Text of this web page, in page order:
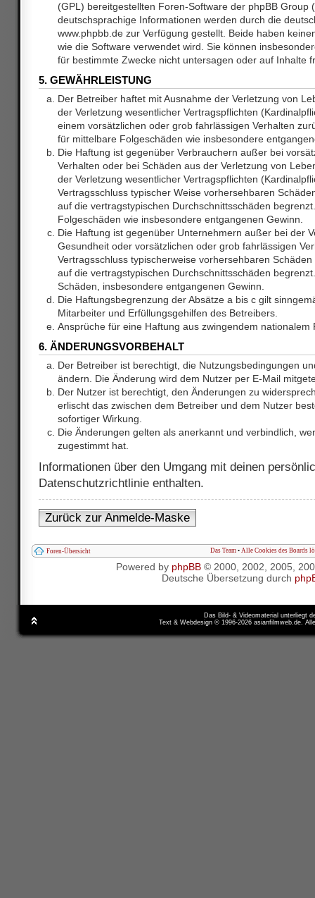
(GPL) bereitgestellten Foren-Software der phpBB Group
deutschsprachige Informationen werden durch die
www.phpbb.de zur Verfügung gestellt. Beide haben
wie die Software verwendet wird. Sie können
für bestimmte Zwecke nicht untersagen oder auf Inhalte
5. GEWÄHRLEISTUNG
Der Betreiber haftet mit Ausnahme der Verletzung von
der Verletzung wesentlicher Vertragspflichten
einem vorsätzlichen oder grob fahrlässigen Verhalten
für mittelbare Folgeschäden wie insbesondere
Die Haftung ist gegenüber Verbrauchern außer bei
Verhalten oder bei Schäden aus der Verletzung von
der Verletzung wesentlicher Vertragspflichten
Vertragsschluss typischer Weise vorhersehbaren
auf die vertragstypischen Durchschnittsschäden
Folgeschäden wie insbesondere entgangenen Gewinn.
Die Haftung ist gegenüber Unternehmern außer bei der
Gesundheit oder vorsätzlichen oder grob fahrlässigen
Vertragsschluss typischerweise vorhersehbaren
auf die vertragstypischen Durchschnittsschäden
Schäden, insbesondere entgangenen Gewinn.
Die Haftungsbegrenzung der Absätze a bis c gilt
Mitarbeiter und Erfüllungsgehilfen des Betreibers.
Ansprüche für eine Haftung aus zwingendem nationalem
6. ÄNDERUNGSVORBEHALT
Der Betreiber ist berechtigt, die Nutzungsbedingungen
ändern. Die Änderung wird dem Nutzer per E-Mail
Der Nutzer ist berechtigt, den Änderungen zu
erlischt das zwischen dem Betreiber und dem Nutzer
sofortiger Wirkung.
Die Änderungen gelten als anerkannt und verbindlich,
zugestimmt hat.
Informationen über den Umgang mit deinen
Datenschutzrichtlinie enthalten.
Zurück zur Anmelde-Maske
Foren-Übersicht Das Team • Alle Cookies des Boards
Powered by phpBB© 2000, 2002, 2005,
Deutsche Übersetzung durch
Das Bild- & Videomaterial unterliegt
Text & Webdesign © 1996-2026 asianfilmweb.de.